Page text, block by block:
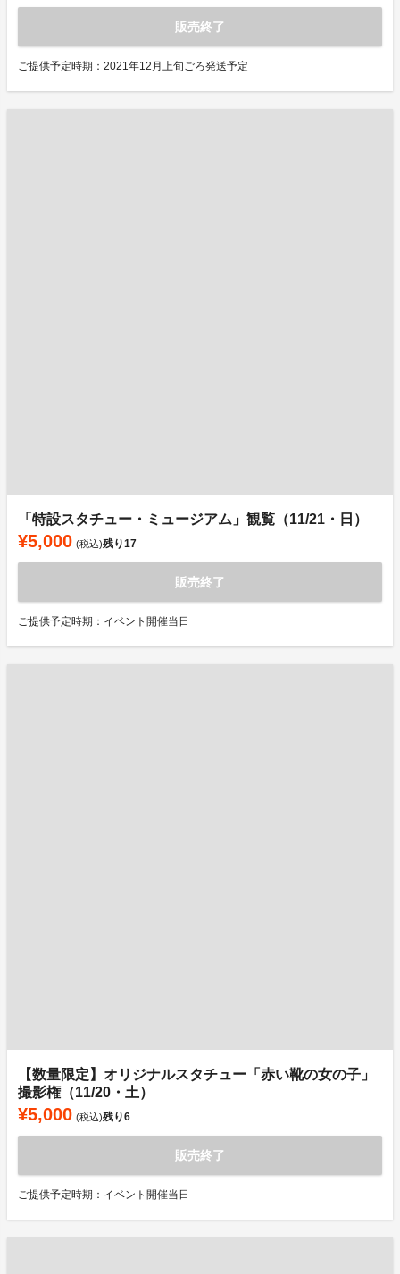
販売終了
ご提供予定時期：2021年12月上旬ごろ発送予定
「特設スタチュー・ミュージアム」観覧（11/21・日）
¥5,000 (税込)残り17
販売終了
ご提供予定時期：イベント開催当日
【数量限定】オリジナルスタチュー「赤い靴の女の子」
撮影権（11/20・土）
¥5,000 (税込)残り6
販売終了
ご提供予定時期：イベント開催当日